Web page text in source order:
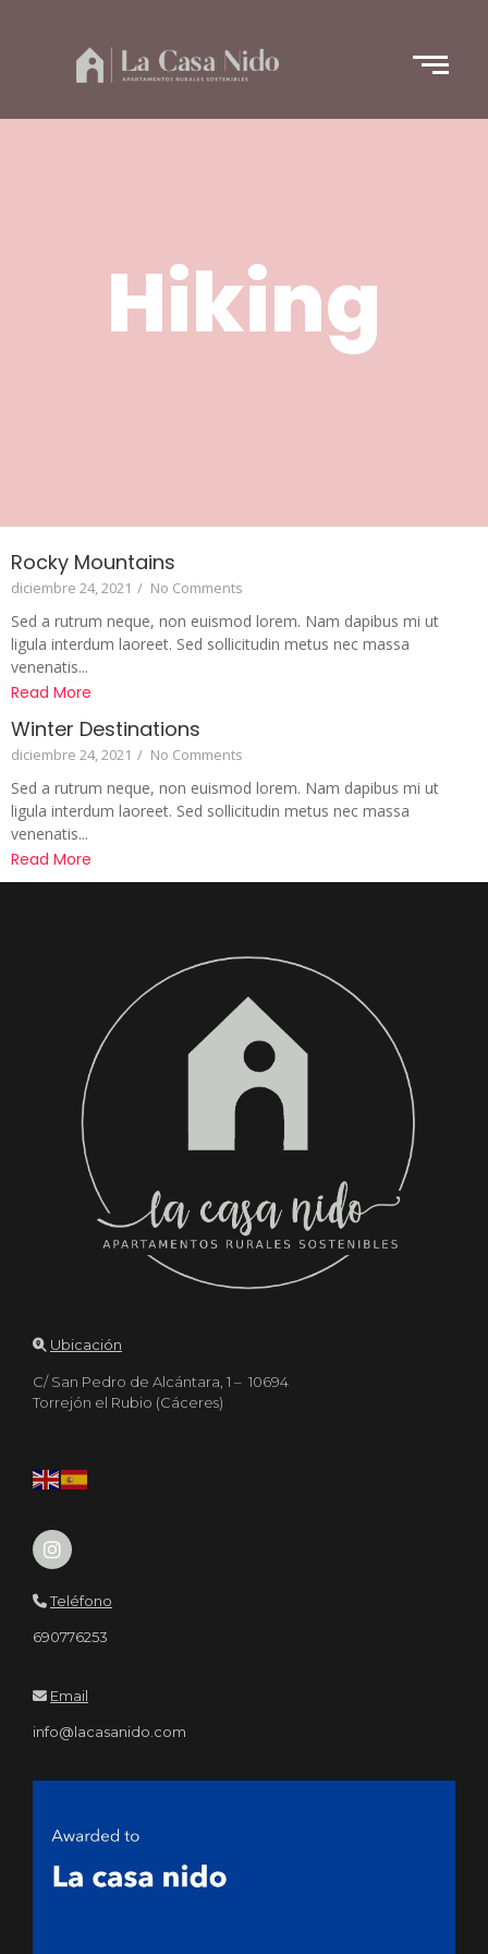
Hiking
Rocky Mountains
diciembre 24, 2021 / No Comments
Sed a rutrum neque, non euismod lorem. Nam dapibus mi ut
ligula interdum laoreet. Sed sollicitudin metus nec massa
venenatis...
Read More
Winter Destinations
diciembre 24, 2021 / No Comments
Sed a rutrum neque, non euismod lorem. Nam dapibus mi ut
ligula interdum laoreet. Sed sollicitudin metus nec massa
venenatis...
Read More
Ubicación
C/ San Pedro de Alcántara, 1 – 10694
Torrejón el Rubio (Cáceres)
Teléfono
690776253
Email
info@lacasanido.com